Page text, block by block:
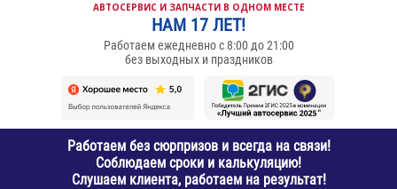
АВТОСЕРВИС И ЗАПЧАСТИ В ОДНОМ МЕСТЕ
НАМ 17 ЛЕТ!
Работаем ежедневно с 8:00 до 21:00
без выходных и праздников
Работаем без сюрпризов и всегда на связи!
Соблюдаем сроки и калькуляцию!
Слушаем клиента, работаем на результат!